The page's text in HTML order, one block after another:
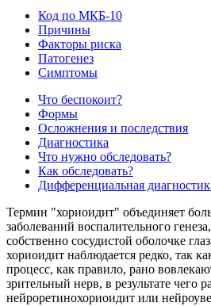
Код по МКБ-10
Причины
Факторы риска
Патогенез
Симптомы
Что беспокоит?
Формы
Осложнения и последствия
Диагностика
Что нужно обследовать?
Как обследовать?
Дифференциальная
Термин "хориоидит" объединяет
заболеваний воспалительного
собственно сосудистой оболочке
хориоидит наблюдается редко, так
процесс, как правило, рано
зрительный нерв, в результате чего
нейроретинохориоидит или